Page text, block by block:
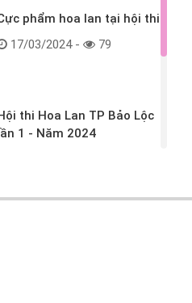
phẩm hoa lan tại hội thi
17/03/2024 -
79
thi Hoa Lan TP Bảo Lộc
1 - Năm 2024